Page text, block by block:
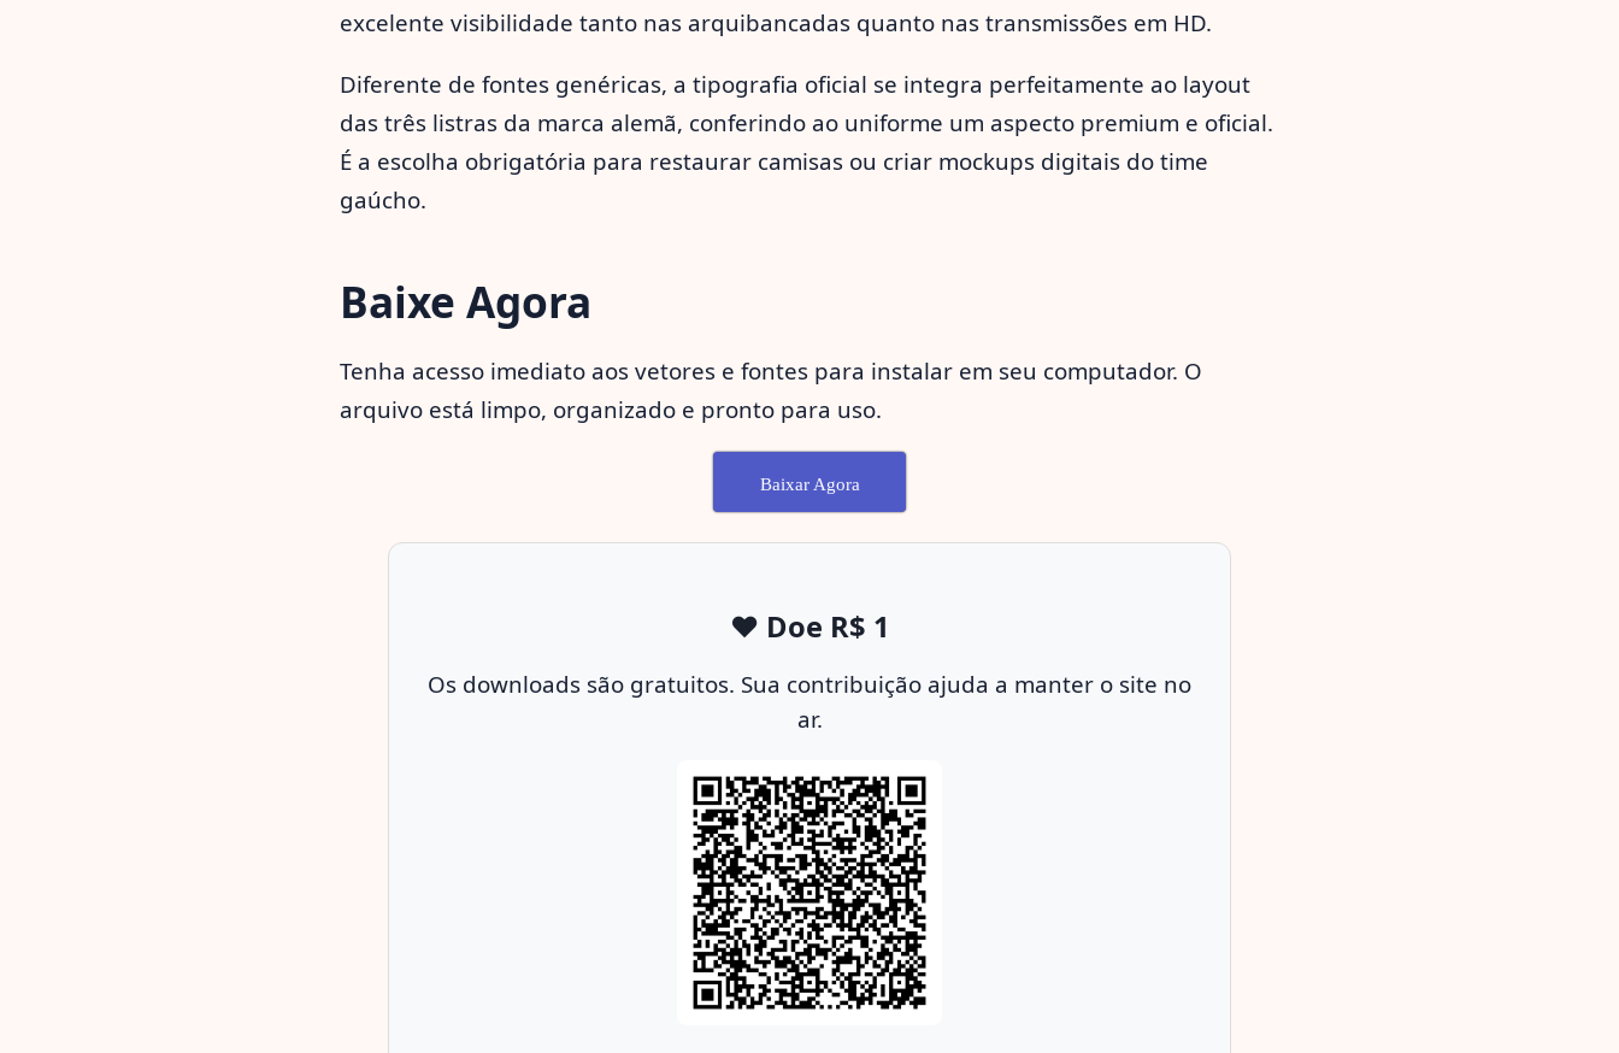
excelente visibilidade tanto nas arquibancadas quanto nas transmissões em HD.
Diferente de fontes genéricas, a tipografia oficial se integra perfeitamente ao layout
das três listras da marca alemã, conferindo ao uniforme um aspecto premium e oficial.
É a escolha obrigatória para restaurar camisas ou criar mockups digitais do time
gaúcho.
Baixe Agora
Tenha acesso imediato aos vetores e fontes para instalar em seu computador. O
arquivo está limpo, organizado e pronto para uso.
Baixar Agora
❤️ Doe R$ 1
Os downloads são gratuitos. Sua contribuição ajuda a manter o site no
ar.